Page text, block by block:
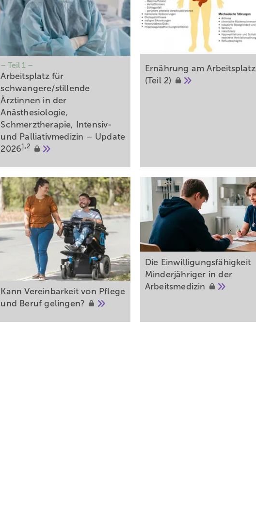
– Teil 1 –
Arbeitsplatz für
schwangere/stillende
Ärztinnen in der
Anästhesiologie,
Schmerztherapie, Intensiv-
und Palliativmedizin – Update
20261,2
Ernährung am Arbeitsplatz
(Teil 2)
Kann Vereinbarkeit von Pflege
und Berufgelingen?
Die Einwilligungsfähigkeit
Minder­jähriger in der
Arbeitsmedizin